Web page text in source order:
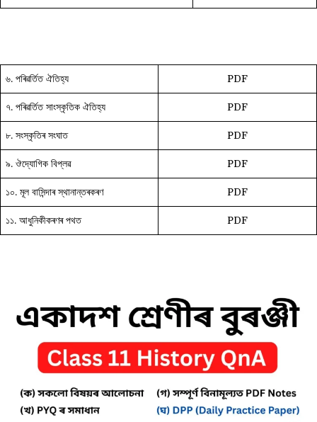
৬. পৰিৱৰ্তিত ঐতিহ্য PDF
৭. পৰিৱৰ্তিত সাংস্কৃতিক ঐতিহ্য PDF
৮. সংস্কৃতিৰ সংঘাত PDF
৯. ঔদ্যোগিক বিপ্লৱ PDF
১০. মূল বাসিন্দাৰ স্থানান্তৰকৰণ PDF
১১. আধুনিকীকৰণৰ পথত PDF